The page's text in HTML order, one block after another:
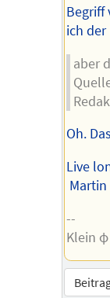
Begriff
ich der
aber
Oh.
Live
Martin
--
Klein